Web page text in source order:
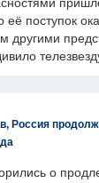
поступок
другими
Россия
о